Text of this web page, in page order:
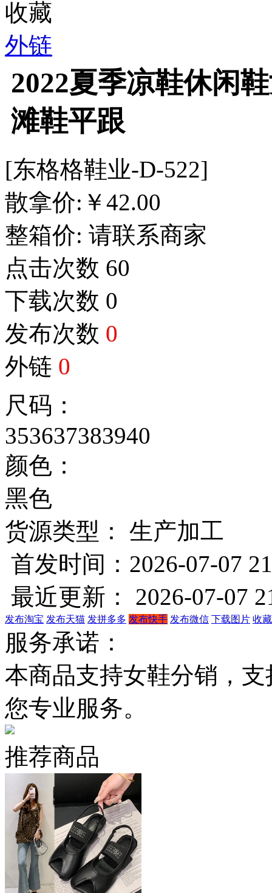
收藏
外链
2022夏季凉鞋休闲
滩鞋平跟
[东格格鞋业-D-522]
散拿价: ￥42.00
整箱价: 请联系商家
点击次数 60
下载次数 0
发布次数 0
外链 0
尺码：
353637383940
颜色：
黑色
货源类型： 生产加工
首发时间：2026-07-07
最近更新： 2026-07-07
发布淘宝 发布天猫 发拼多多 发布快手 发布微信 下载图片 收
服务承诺：
本商品支持女鞋分销，
您专业服务。
推荐商品